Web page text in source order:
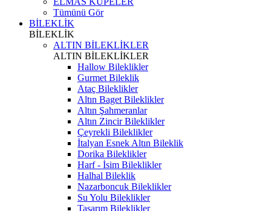
Tümünü Gör
BİLEKLİK
BİLEKLİK
ALTIN BİLEKLİKLER
ALTIN BİLEKLİKLER
Hallow Bileklikler
Gurmet Bileklik
Ataç Bileklikler
Altın Baget Bileklikler
Altın Şahmeranlar
Altın Zincir Bileklikler
Çeyrekli Bileklikler
İtalyan Esnek Altın Bileklik
Dorika Bileklikler
Harf - İsim Bileklikler
Halhal Bileklik
Nazarboncuk Bileklikler
Su Yolu Bileklikler
Tasarım Bileklikler